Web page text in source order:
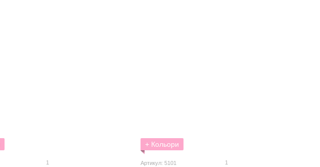
1
+ Кольори
Артикул: 5101 1